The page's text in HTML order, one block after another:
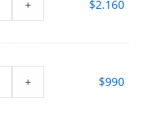
+ $2.160
+ $990